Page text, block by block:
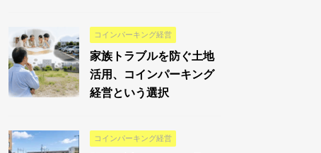
コインパーキング経営
家族トラブルを防ぐ土地
活用、コインパーキング
経営という選択
コインパーキング経営